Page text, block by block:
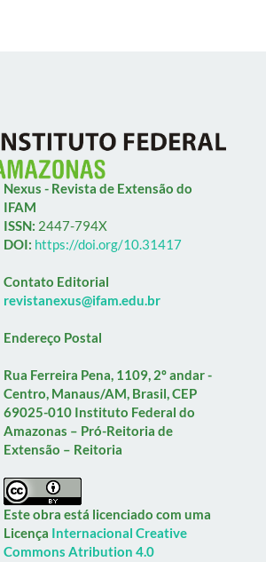
Nexus - Revista de Extensão do
IFAM
ISSN: 2447-794X
DOI: https://doi.org/10.31417
Contato Editorial
revistanexus@ifam.edu.br
Endereço Postal
Rua Ferreira Pena, 1109, 2º andar -
Centro, Manaus/AM, Brasil, CEP
69025-010 Instituto Federal do
Amazonas – Pró-Reitoria de
Extensão – Reitoria
Este obra está licenciado com uma
Licença Internacional Creative
Commons Atribution 4.0